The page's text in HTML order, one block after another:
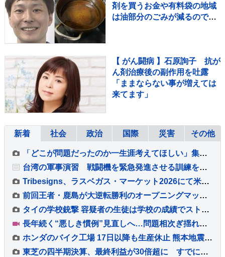
剤を買うお金や有料袋の地域
は油部分のごみが減るので、
【 がん闘病 】石原詢子 抗が
ん剤治療後の副作用を吐露
「ままならない事が増えては
来てます」
新着 社会 政治 国際 災害 その他
「どこが問題だったのか一生涯考えてほしい」集団暴行死事件 “主犯格”の男（当時18）に無期懲役の判決 裁判員裁判 北海道・江別市
台湾の軍事演習 戦闘機を緊急発進させる訓練を公開 中国の侵攻を想定
Tribesigns、ラスベガス・マーケット2026にて米国の大手ホーム用品小売業者との連携を拡大
前回王者・鹿島が大逆転勝利のオープニングマッチ！後半36分から怒涛の3ゴール、超満員の会場が沸いた！“世界基準”のJリーグ開幕【サッカー】
タイの学校銃撃 容疑者の生徒は学校の成績でストレスか 教職員5人死亡 30人重軽傷
長年続く“悪しき慣例”見直しへ…問題相次ぎ揺れる福岡県議会 高額費用の「海外視察」も第三者委員会で調査へ【Nスタ解説】
ホンダのバイク工場 17日以降も生産休止 熊本地震影響で
東芝の四半期決算、最終利益が30倍超に すでに年間最高を更新 キオクシアHD効果も